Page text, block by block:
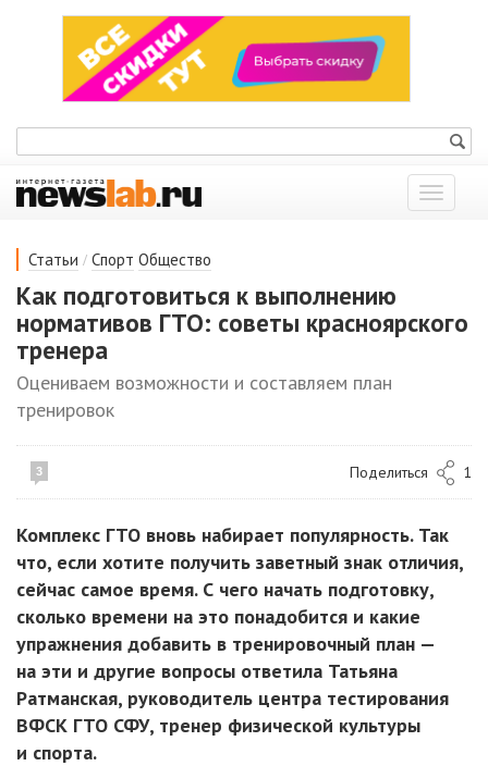
Показать
меню
Статьи / Спорт Общество
Как подготовиться к выполнению
нормативов ГТО: советы красноярского
тренера
Оцениваем возможности и составляем план
тренировок
3 Поделиться 1
Комплекс ГТО вновь набирает популярность. Так
что, если хотите получить заветный знак отличия,
сейчас самое время. С чего начать подготовку,
сколько времени на это понадобится и какие
упражнения добавить в тренировочный план —
на эти и другие вопросы ответила Татьяна
Ратманская, руководитель центра тестирования
ВФСК ГТО СФУ, тренер физической культуры
и спорта.